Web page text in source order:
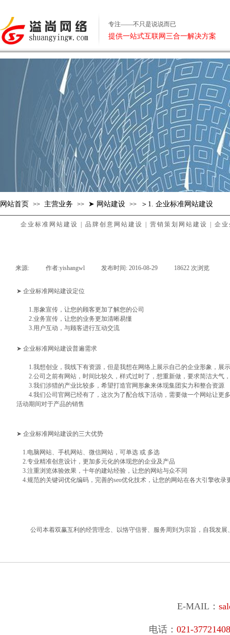
专注——不只是说说而已
提供一站式互联网三合一解决方案
网站首页 >> 主营业务 >> ➤ 网站建设 >> ＞1. 企业标准网站建设
企业标准网站建设 品牌创意网站建设 营销策划网站建设 企
来源: 作者:yishangwl 发布时间: 2016-08-29 18622 次浏览
➤ 企业标准网站建设定位
1.形象宣传，让您的顾客更加了解您的公司
2.业务宣传，让您的业务更加清晰易懂
3.用户互动，与顾客进行互动交流
➤ 企业标准网站建设普遍需求
1.我想创业，我线下有资源，但是我想在网络上展示自己的企业形象，展
2.公司之前有网站，时间比较久，样式过时了，想重新做，要求简洁大气
3.我们涉猎的产业比较多，希望打造官网形象来体现集团实力和整合资源
4.我们公司官网已经有了，这次为了配合线下活动，需要做一个网站让更
活动期间对于产品的销售
➤ 企业标准网站建设的三大优势
1.电脑网站、手机网站、微信网站，可单选 或 多选
2.专业精准创意设计，更加多元化的体现您的企业及产品
3.注重浏览体验效果，十年的建站经验，让您的网站与众不同
4.规范的关键词优化编码，完善的seo优化技术，让您的网站在各大引擎收录
公司本着双赢互利的经营理念、以恪守信誉、服务周到为宗旨，自我发
E-MAIL：
电话： 021-